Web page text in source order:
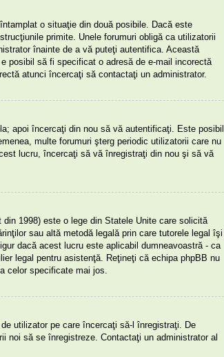
o situaţie din două posibile. Dacă este
primite. Unele forumuri obligă ca utilizatorii
înainte de a vă puteţi autentifica. Această
posibil să fi specificat o adresă de e-mail incorectă
atunci încercaţi să contactaţi un administrator.
apoi încercaţi din nou să vă autentificaţi. Este posibil
multe forumuri şterg periodic utilizatorii care nu
lucru, încercaţi să vă înregistraţi din nou şi să vă
1998) este o lege din Statele Unite care solicită
sau altă metodă legală prin care tutorele legal îşi
dacă acest lucru este aplicabil dumneavoastră - ca
legal pentru asistenţă. Reţineţi că echipa phpBB nu
celor specificate mai jos.
utilizator pe care încercaţi să-l înregistraţi. De
noi să se înregistreze. Contactaţi un administrator al